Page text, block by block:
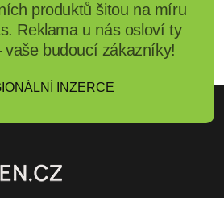
produktů šitou na míru
Reklama u nás osloví ty
vaše budoucí zákazníky!
INZERCE